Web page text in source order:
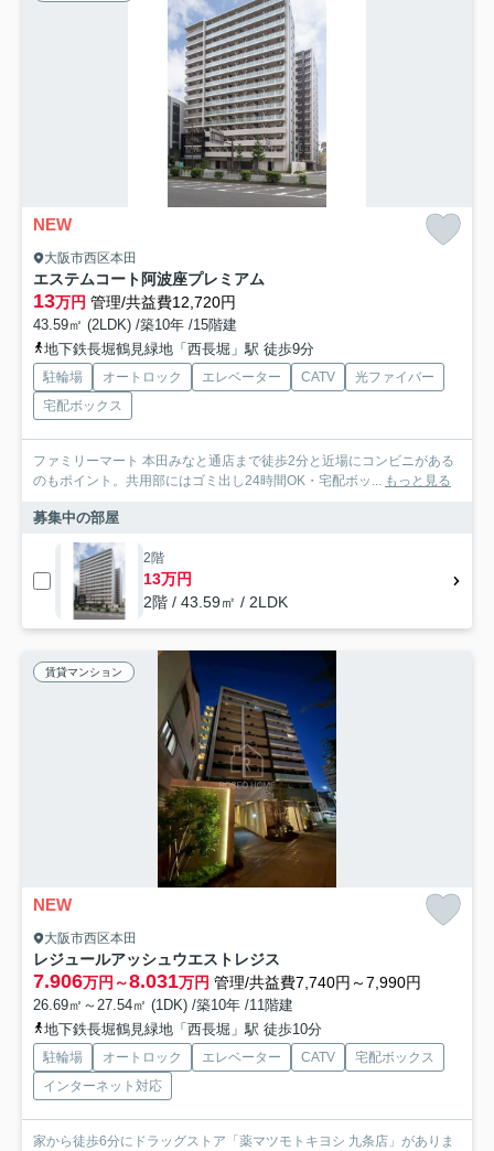
NEW
大阪市西区本田
エステムコート阿波座プレミアム
13万円 管理/共益費12,720円
43.59㎡ (2LDK) /築10年 /15階建
地下鉄長堀鶴見緑地「西長堀」駅 徒歩9分
駐輪場 オートロック エレベーター CATV
光ファイバー
宅配ボックス
ファミリーマート 本田みなと通店まで徒歩2分と近場にコンビニがある
のもポイント。共用部にはゴミ出し24時間OK・宅配ボッ... もっと見る
募集中の部屋
2階
13万円
2階 / 43.59㎡ / 2LDK
賃貸マンション
NEW
大阪市西区本田
レジュールアッシュウエストレジス
7.906万円～8.031万円 管理/共益費7,740円～7,990円
26.69㎡～27.54㎡ (1DK) /築10年 /11階建
地下鉄長堀鶴見緑地「西長堀」駅 徒歩10分
駐輪場 オートロック エレベーター CATV
宅配ボックス
インターネット対応
家から徒歩6分にドラッグストア「薬マツモトキヨシ 九条店」がありま